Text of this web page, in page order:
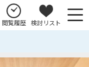
閲覧履歴 検討リスト